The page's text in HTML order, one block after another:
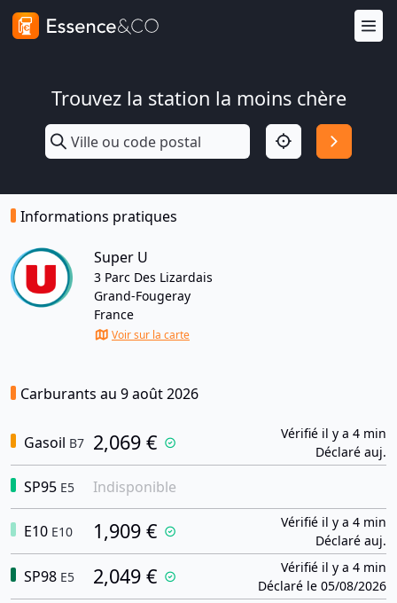
Trouvez la station la moins chère
Informations pratiques
Super U
3 Parc Des Lizardais
Grand-Fougeray
France
Voir sur la carte
Carburants au 9 août 2026
Gasoil B7 2,069 €
Vérifié il y a 4 min
Déclaré auj.
SP95 E5 Indisponible
E10 E10 1,909 €
Vérifié il y a 4 min
Déclaré auj.
SP98 E5 2,049 €
Vérifié il y a 4 min
Déclaré le 05/08/2026